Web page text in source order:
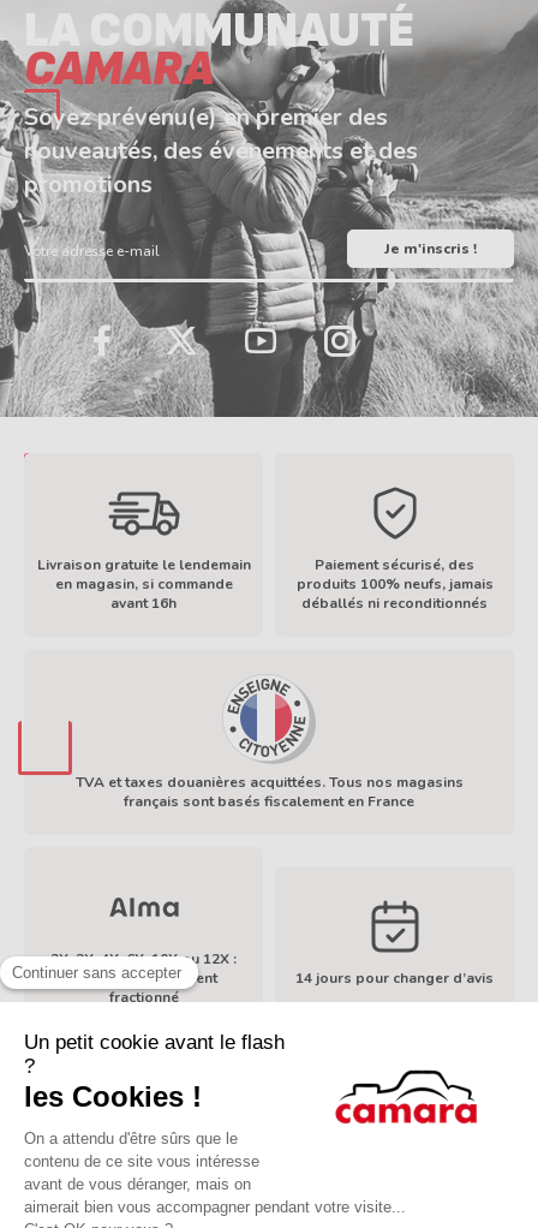
LA COMMUNAUTÉ
CAMARA
Soyez prévenu(e) en premier des
nouveautés, des événements et des
promotions
Votre adresse e-mail
Facebook
Twitter YouTubeInstagram
LinkedIn
TikTok
Livraison gratuite le lendemain
en magasin, si commande
avant 16h
Paiement sécurisé, des
produits 100% neufs, jamais
déballés ni reconditionnés
TVA et taxes douanières acquittées. Tous nos magasins
français sont basés fiscalement en France
2X, 3X, 4X, 6X, 10X ou 12X :
Facilités de paiement
fractionné
14 jours pour changer d’avis
Services
Mentions légales